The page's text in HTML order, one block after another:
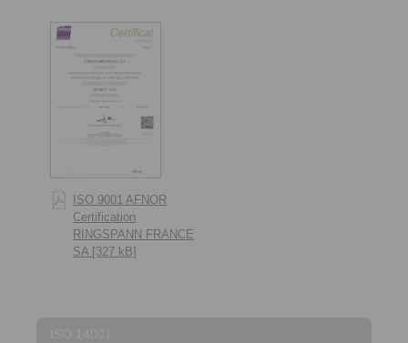
ISO 9001 AFNOR
Certification
RINGSPANN FRANCE
SA [327 kB]